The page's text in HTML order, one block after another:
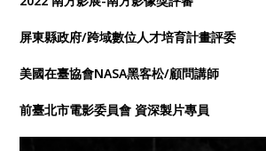
屏東縣政府/跨域數位人才培育計畫評委
美國在臺協會NASA黑客松/顧問講師
前臺北市電影委員會 資深製片專員